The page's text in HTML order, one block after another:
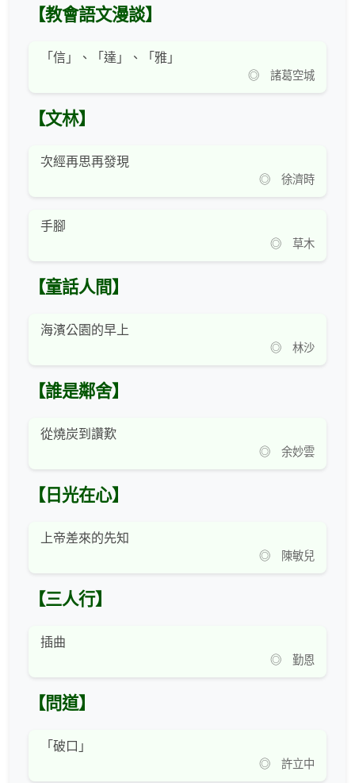
【教會語文漫談】
「信」、「達」、「雅」
◎ 諸葛空城
【文林】
次經再思再發現
◎ 徐濟時
手腳
◎ 草木
【童話人間】
海濱公園的早上
◎ 林沙
【誰是鄰舍】
從燒炭到讚歎
◎ 余妙雲
【日光在心】
上帝差來的先知
◎ 陳敏兒
【三人行】
插曲
◎ 勤恩
【問道】
「破口」
◎ 許立中